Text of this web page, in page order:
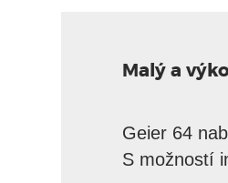
Malý a
Geier 64
S možností